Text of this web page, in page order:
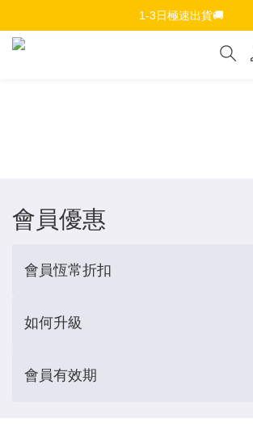
免費註冊會員，$150免運優惠
1-3日極速出貨🚚
追蹤Channel接收WhatsApp優惠
會員優惠
會員恆常折扣
如何升級
會員有效期